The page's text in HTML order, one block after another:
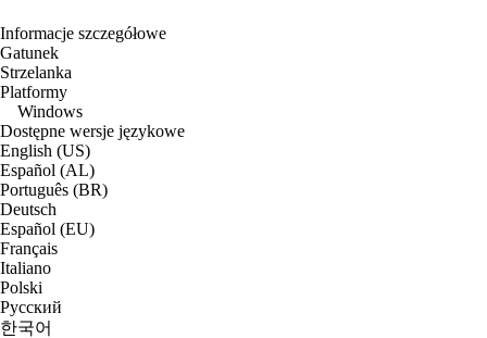
Informacje szczegółowe
Gatunek
Strzelanka
Platformy
Windows
Dostępne wersje językowe
English (US)
Español (AL)
Português (BR)
Deutsch
Español (EU)
Français
Italiano
Polski
Русский
한국어